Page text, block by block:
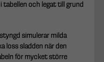
och legat till grund
simulerar milda
loss sladden när den
för mycket större